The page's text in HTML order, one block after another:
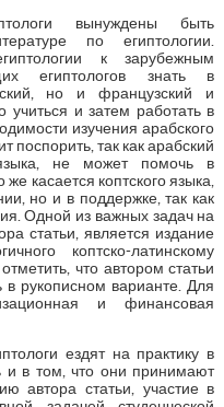
вынуждены быть
по египтологии.
к зарубежным
египтологов знать в
но и французский и
учиться и затем работать в
изучения арабского
поспорить, так как арабский
не может помочь в
касается коптского языка,
но и в поддержке, так как
Одной из важных задач на
статьи, является издание
коптско-латинскому
что автором статьи
рукописном варианте. Для
и финансовая
ездят на практику в
и в том, что они принимают
автора статьи, участие в